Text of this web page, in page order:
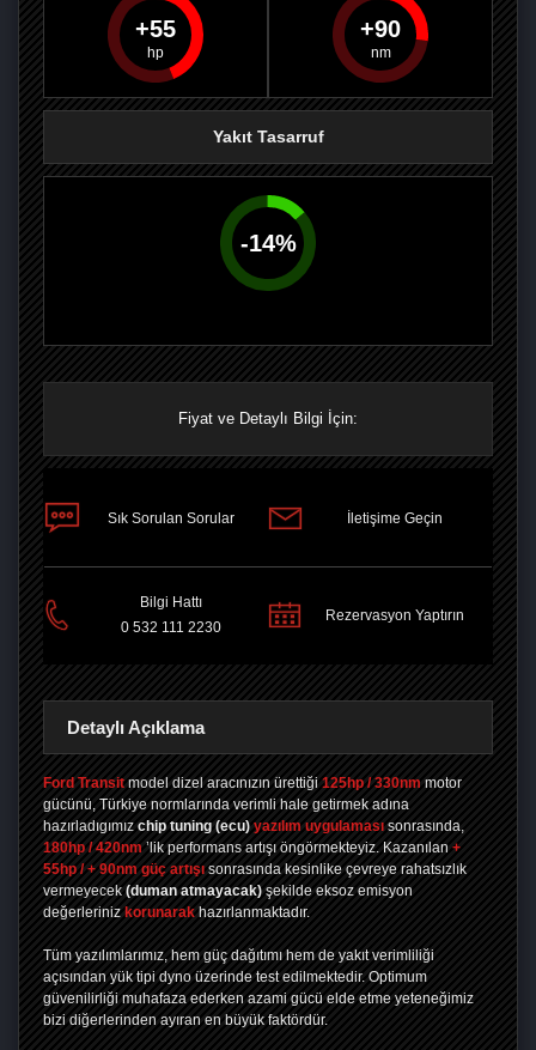
PAYLAŞPAYLAŞPLUS'TA
55 90
Yakıt Tasarruf
-14%
Fiyat ve Detaylı Bilgi İçin:
Sık Sorulan Sorular İletişime Geçin
Bilgi Hattı
0 532 111 2230
Rezervasyon Yaptırın
Detaylı Açıklama
Ford Transit model dizel aracınızın ürettiği 125hp / 330nm motor
gücünü, Türkiye normlarında verimli hale getirmek adına
hazırladıgımız chip tuning (ecu) yazılım uygulaması sonrasında,
180hp / 420nm ’lik performans artışı öngörmekteyiz. Kazanılan +
55hp / + 90nm güç artışı sonrasında kesinlike çevreye rahatsızlık
vermeyecek (duman atmayacak) şekilde eksoz emisyon
değerleriniz korunarak hazırlanmaktadır.
Tüm yazılımlarımız, hem güç dağıtımı hem de yakıt verimliliği
açısından yük tipi dyno üzerinde test edilmektedir. Optimum
güvenilirliği muhafaza ederken azami gücü elde etme yeteneğimiz
bizi diğerlerinden ayıran en büyük faktördür.